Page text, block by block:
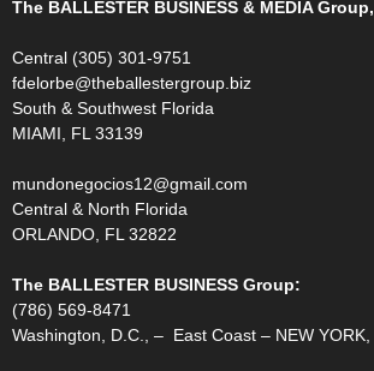
The BALLESTER BUSINESS & MEDIA
Central (305) 301-9751
fdelorbe@theballestergroup.biz
South & Southwest Florida
MIAMI, FL 33139
mundonegocios12@gmail.com
Central & North Florida
ORLANDO, FL 32822
The BALLESTER BUSINESS Group:
(786) 569-8471
Washington, D.C., – East Coast – NEW YORK,